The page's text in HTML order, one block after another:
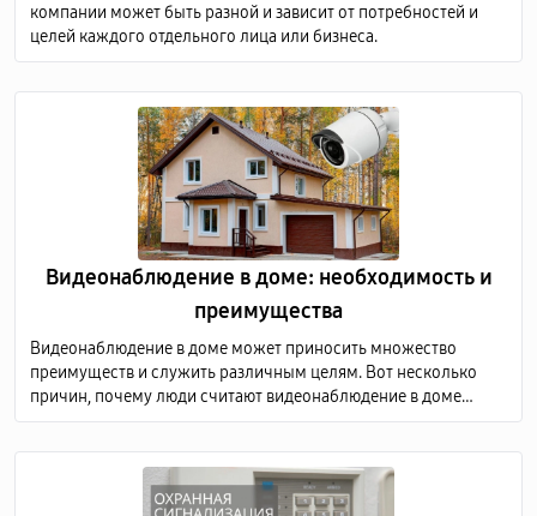
компании может быть разной и зависит от потребностей и
целей каждого отдельного лица или бизнеса.
Видеонаблюдение в доме: необходимость и
преимущества
Видеонаблюдение в доме может приносить множество
преимуществ и служить различным целям. Вот несколько
причин, почему люди считают видеонаблюдение в доме
необходимым, а также преимущества, связанные с этой